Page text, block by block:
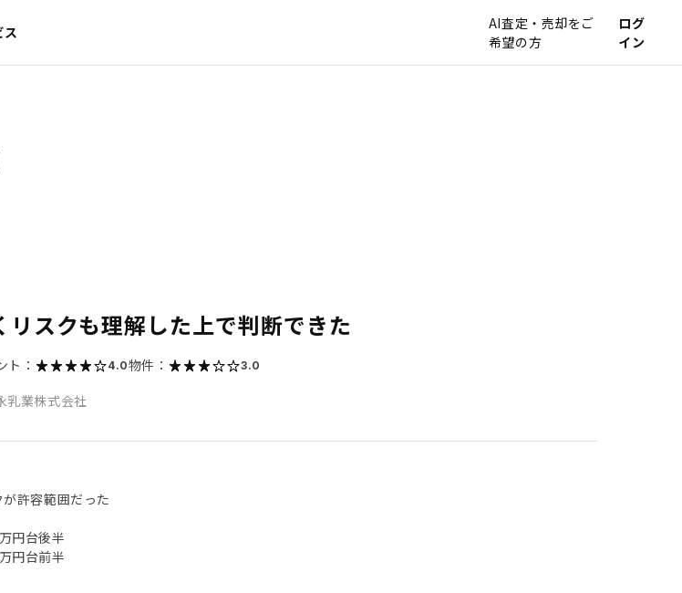
ス
AI査定・売却をご
希望の方
ログ
イン
スクも理解した上で判断できた
ト： 4.0物件： 3.0
乳業株式会社
許容範囲だった
円台後半
円台前半